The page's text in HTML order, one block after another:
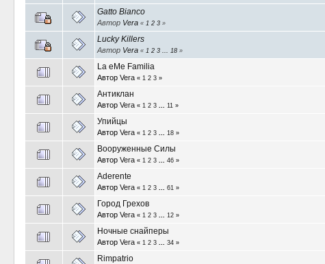
Gatto Bianco
Автор Vera « 1 2 3»
Lucky Killers
Автор Vera « 1 2 3 18»
La eMe Familia
Автор Vera « 1 2 3»
Антиклан
Автор Vera « 1 2 3 11 »
Упийцы
Автор Vera « 1 2 3 18»
Вооруженные Силы
Автор Vera « 1 2 3 46»
Aderente
Автор Vera « 1 2 3 61 »
Город Грехов
Автор Vera « 1 2 3 12»
Ночные снайперы
Автор Vera « 1 2 3 34»
Rimpatrio